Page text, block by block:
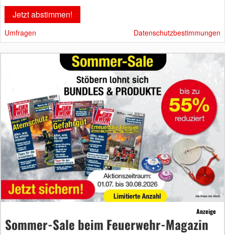
Umfragen Datenschutzbestimmungen
Anzeige
Sommer-Sale beim Feuerwehr-Magazin